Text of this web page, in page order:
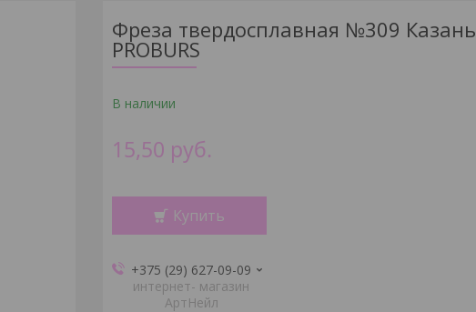
Фреза твердосплавная №309 Казань
PROBURS
В наличии
15,50 руб.
Купить
+375 (29) 627-09-09
интернет- магазин
АртНейл